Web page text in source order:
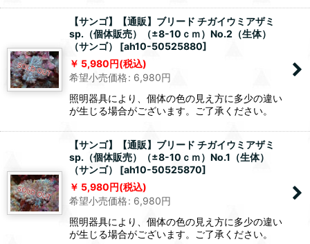
【サンゴ】【通販】ブリード チガイウミアザミ
sp.（個体販売）（±8-10ｃｍ）No.2（生体）
（サンゴ）
[ah10-50525880]
5,980円(税込)
希望小売価格: 6,980円
照明器具により、個体の色の見え方に多少の違い
が生じる場合がございます。ご了承ください。
【サンゴ】【通販】ブリード チガイウミアザミ
sp.（個体販売）（±8-10ｃｍ）No.1（生体）
（サンゴ）
[ah10-50525870]
5,980円(税込)
希望小売価格: 6,980円
照明器具により、個体の色の見え方に多少の違い
が生じる場合がございます。ご了承ください。